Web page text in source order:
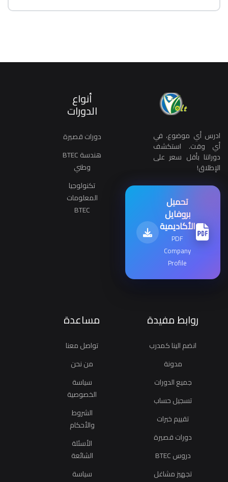
ادرس أي موضوع، في
أي وقت. استكشف
دوراتنا بأقل سعر على
الإطلاق!
تحميل
بروفايل
الأكاديمية
PDF
Company
Profile
أنواع
الدورات
دورات قصيرة
هندسة BTEC
وطني
تكنولوجيا
المعلومات
BTEC
روابط مفيدة
انضم الينا كمدرب
مدونة
جميع الدورات
تسجيل حساب
تقييم خبرات
دورات قصيرة
دروس BTEC
تجهيز مشاغل
مساعدة
تواصل معنا
من نحن
سياسة
الخصوصية
الشروط
والأحكام
الأسئلة
الشائعة
سياسة